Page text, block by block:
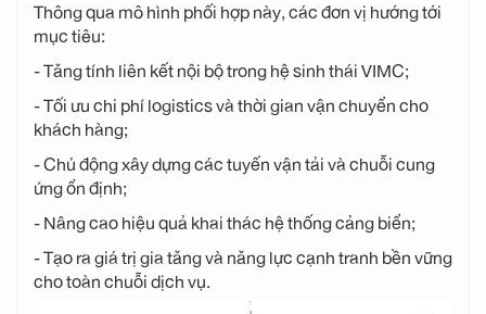
Thông qua mô hình phối hợp này, các đơn vị hướng tới
mục tiêu:
-Tăng tính liên kết nội bộ trong hệ sinh thái VIMC;
-Tối ưu chi phí logistics và thời gian vận chuyển cho
khách hàng;
-Chủ động xây dựng các tuyến vận tải và chuỗi cung
ứng ổn định;
- Nâng cao hiệu quả khai thác hệ thống cảng biển;
- Tạo ra giá trị gia tăng và năng lực cạnh tranh bền vững
cho toàn chuỗi dịch vụ.